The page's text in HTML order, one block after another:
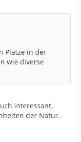
Plätze in der
wie diverse
interessant,
der Natur.